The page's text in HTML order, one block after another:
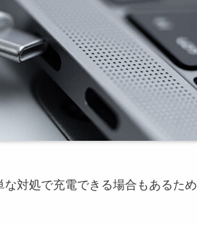
対処で充電できる場合もあるため